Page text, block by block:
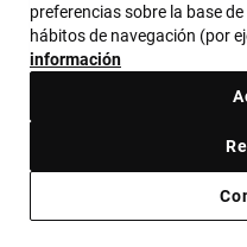
País y moneda:
Código ético de
preferencias sobre la base
hábitos de navegación (por
información